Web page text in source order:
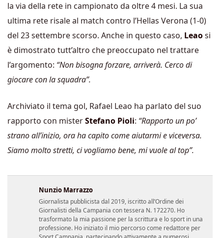
la via della rete in campionato da oltre 4 mesi. La sua
ultima rete risale al match contro l’Hellas Verona (1-0)
del 23 settembre scorso. Anche in questo caso, Leaosi
è dimostrato tutt’altro che preoccupato nel trattare
l’argomento: “Non bisogna forzare, arriverà. Cerco di
giocare con la squadra”.
Archiviato il tema gol, Rafael Leao ha parlato del suo
rapporto con misterStefano Pioli: “Rapporto un po’
strano all’inizio, ora ha capito come aiutarmi e viceversa.
Siamo molto stretti, ci vogliamo bene, mi vuole al top”.
Nunzio Marrazzo
Giornalista pubblicista dal 2019, iscritto all’Ordine dei
Giornalisti della Campania con tessera N. 172270. Ho
trasformato la mia passione per la scrittura e lo sport in una
professione. Ho iniziato il mio percorso come redattore per